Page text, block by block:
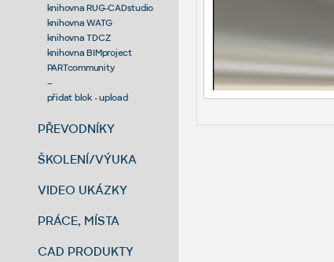
knihovna RUG-CADstudio
knihovna WATG
knihovna TDCZ
knihovna BIMproject
PARTcommunity
--
přidat blok - upload
PŘEVODNÍKY
ŠKOLENÍ/VÝUKA
VIDEO UKÁZKY
PRÁCE, MÍSTA
CAD PRODUKTY